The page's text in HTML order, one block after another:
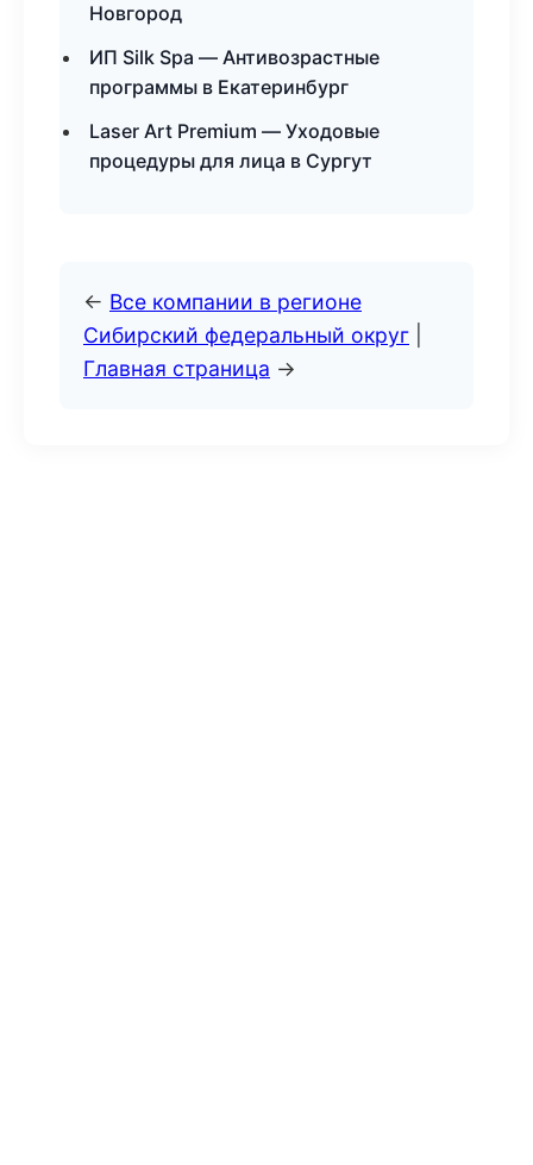
Новгород
ИП Silk Spa — Антивозрастные
программы в Екатеринбург
Laser Art Premium — Уходовые
процедуры для лица в Сургут
← Все компании в регионе
Сибирский федеральный округ
Главная страница →